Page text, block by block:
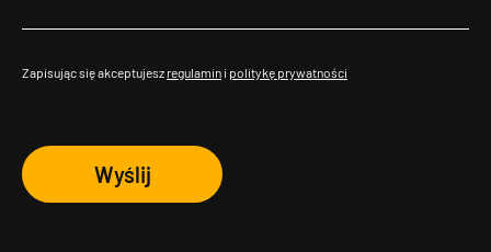
Zapisując się akceptujesz regulamin i politykę prywatności
Wyślij